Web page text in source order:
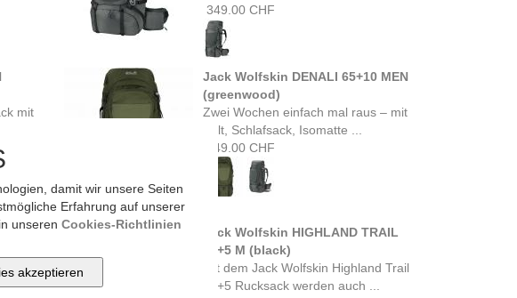
damit wir unsere Seiten
Erfahrung auf unserer
unseren Cookies-Richtlinien
349.00 CHF
mit
Jack Wolfskin DENALI 65+10 MEN
(greenwood)
Zwei Wochen einfach mal raus – mit
Zelt, Schlafsack, Isomatte ...
349.00 CHF
ist
Jack Wolfskin HIGHLAND TRAIL
55+5 M (black)
Mit dem Jack Wolfskin Highland Trail
55+5 Rucksack werden auch ...